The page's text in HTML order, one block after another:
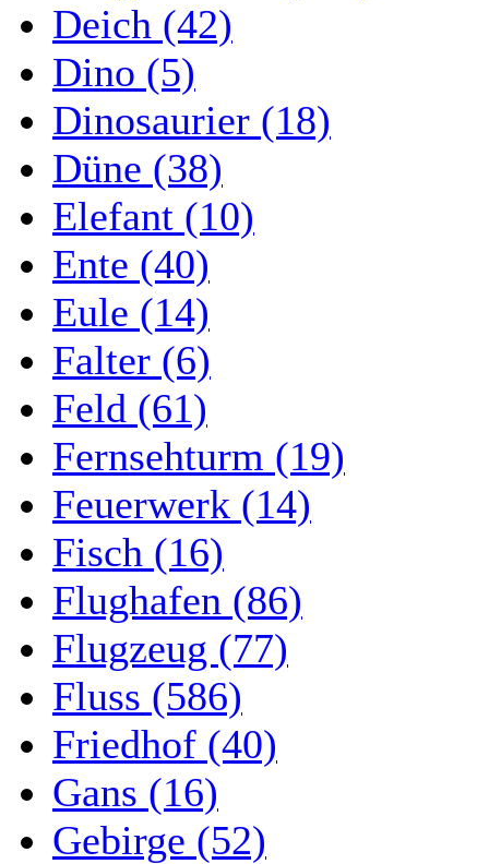
Deich (42)
Dino (5)
Dinosaurier (18)
Düne (38)
Elefant (10)
Ente (40)
Eule (14)
Falter (6)
Feld (61)
Fernsehturm (19)
Feuerwerk (14)
Fisch (16)
Flughafen (86)
Flugzeug (77)
Fluss (586)
Friedhof (40)
Gans (16)
Gebirge (52)